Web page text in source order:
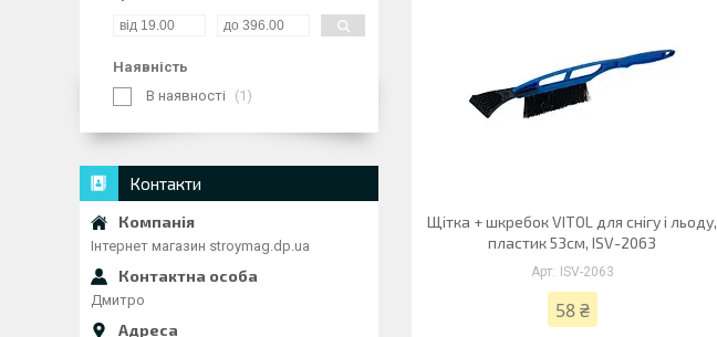
Щітка + шкребок VITOL для снігу і льоду,
пластик 53см, ISV-2063
ISV-2063
58 ₴
Наявність
В наявності
1
Контакти
Інтернет магазин stroymag.dp.ua
Дмитро